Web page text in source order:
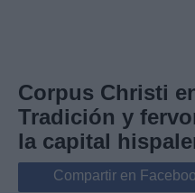
Internacional
Viajes
Corpus Christi
Tradición y
la capital
Compartir en